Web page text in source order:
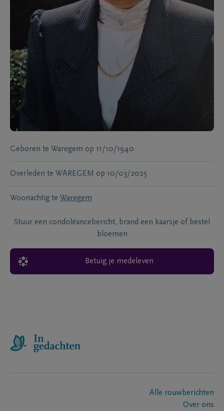
Geboren te Waregem op 11/10/1940
Overleden te WAREGEM op 10/03/2025
Woonachtig te Waregem
Stuur een condoléancebericht, brand een kaarsje of bestel
bloemen
Betuig je medeleven
Alle rouwberichten
Over ons